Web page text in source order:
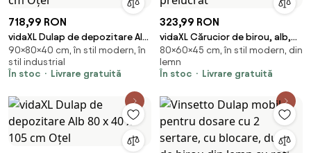
718,99 RON
vidaXL Dulap de depozitare Alb
80 x 40 x 90 cm Oțel
90×80×40 cm, în stil modern, în
stil industrial
În stoc
Livrare gratuită
323,99 RON
vidaXL Cărucior de birou, alb,
60x45x80 cm, lemn prelucrat
80×60×45 cm, în stil modern, din
lemn
În stoc
Livrare gratuită